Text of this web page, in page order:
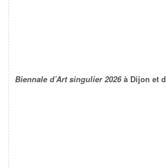
Biennale d’Art singulier 2026à Dijon et